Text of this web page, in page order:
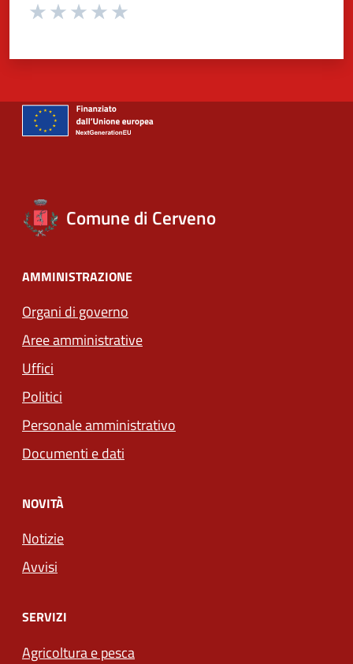
Valuta da 1 a 5 stelle la pagina
Comune di Cerveno
AMMINISTRAZIONE
Organi di governo
Aree amministrative
Uffici
Politici
Personale amministrativo
Documenti e dati
NOVITÀ
Notizie
Avvisi
SERVIZI
Agricoltura e pesca